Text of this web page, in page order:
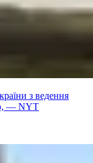
з ведення
— NYT